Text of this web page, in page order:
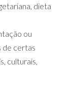
dieta
ou
de certas
culturais,